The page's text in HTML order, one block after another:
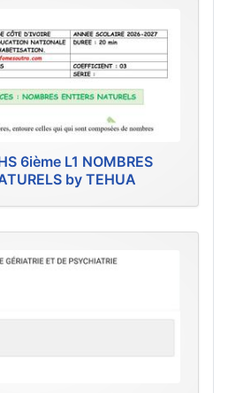
6ième L1 NOMBRES
by TEHUA